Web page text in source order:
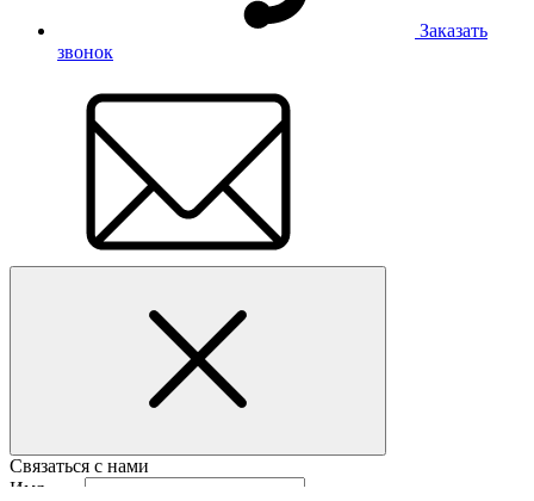
Заказать
звонок
Связаться с нами
Имя